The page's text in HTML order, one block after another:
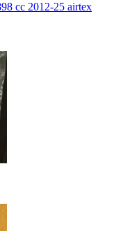
cc 2012-25 airtex